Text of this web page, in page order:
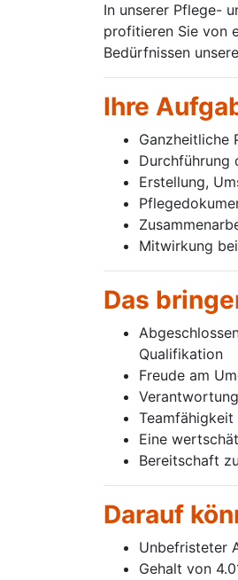
In unserer Pflege-
profitieren Sie von
Bedürfnissen
Ihre
Ganzheitliche
Durchführung
Erstellung,
Mitwirkung
Das
Qualifikation
Freude am
Teamfähigkeit
Eine
Bereitschaft
Darauf
Unbefristeter
Gehalt von